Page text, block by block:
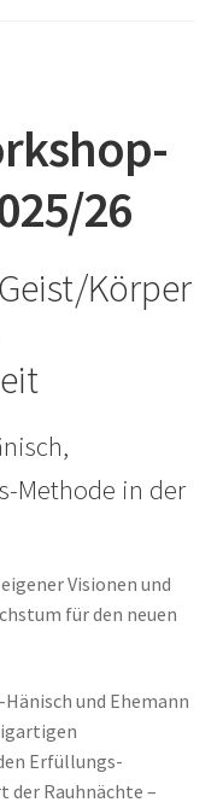
26
Körper
Methode in der
Visionen und
für den neuen
und Ehemann
Erfüllungs-
der Rauhnächte –